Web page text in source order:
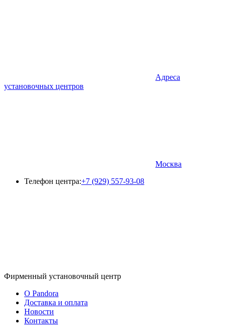
Адреса
установочных центров
Москва
Телефон центра:+7 (929) 557-93-08
Фирменный установочный центр
O Pandora
Доставка и оплата
Новости
Контакты